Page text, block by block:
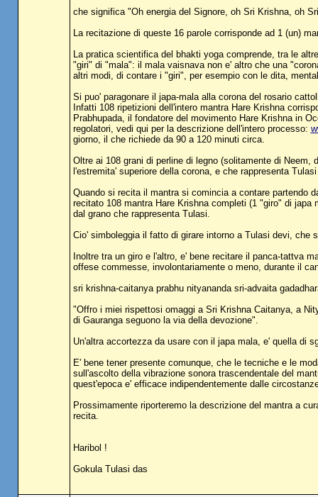
che significa "Oh energia del Signore, oh Sri Krishna, oh
La recitazione di queste 16 parole corrisponde ad 1 (un)
La pratica scientifica del bhakti yoga comprende, tra le
"giri" di "mala": il mala vaisnava non e' altro che una
altri modi, di contare i "giri", per esempio con le dita,
Si puo' paragonare il japa-mala alla corona del rosario
Infatti 108 ripetizioni dell'intero mantra Hare Krishna
Prabhupada, il fondatore del movimento Hare Krishna in
regolatori, vedi qui per la descrizione dell'intero processo:
giorno, il che richiede da 90 a 120 minuti circa.
Oltre ai 108 grani di perline di legno (solitamente di
l'estremita' superiore della corona, e che rappresenta
Quando si recita il mantra si comincia a contare partendo
recitato 108 mantra Hare Krishna completi (1 "giro" di
dal grano che rappresenta Tulasi.
Cio' simboleggia il fatto di girare intorno a Tulasi devi, che
Inoltre tra un giro e l'altro, e' bene recitare il panca-tattva
offese commesse, involontariamente o meno, durante il
sri krishna-caitanya prabhu nityananda sri-advaita
"Offro i miei rispettosi omaggi a Sri Krishna Caitanya, a
di Gauranga seguono la via della devozione".
Un'altra accortezza da usare con il japa mala, e' quella di
E' bene tener presente comunque, che le tecniche e le
sull'ascolto della vibrazione sonora trascendentale del
quest'epoca e' efficace indipendentemente dalle
Prossimamente riporteremo la descrizione del mantra a
recita.
Haribol !
Gokula Tulasi das